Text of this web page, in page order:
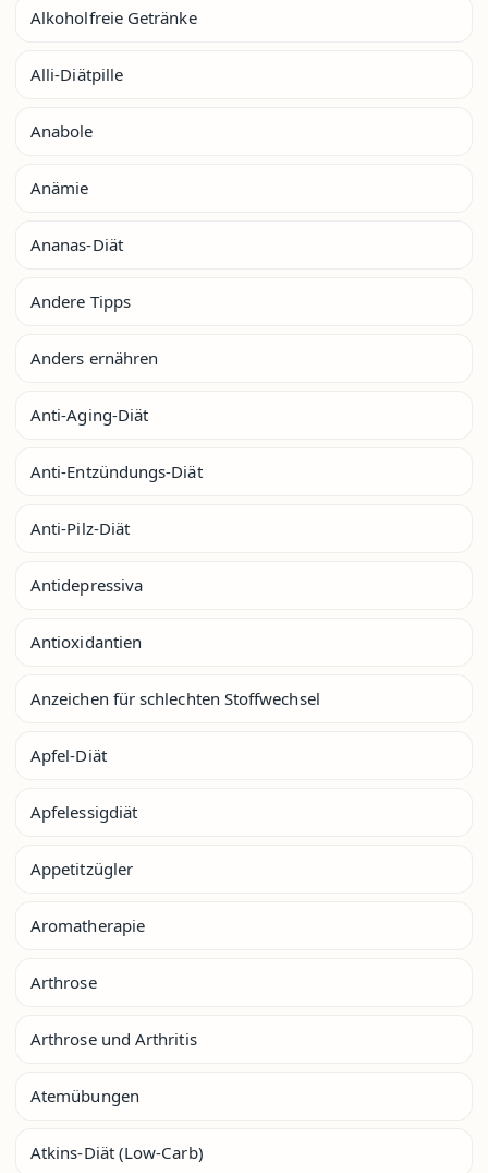
Alkoholfreie Getränke
Alli-Diätpille
Anabole
Anämie
Ananas-Diät
Andere Tipps
Anders ernähren
Anti-Aging-Diät
Anti-Entzündungs-Diät
Anti-Pilz-Diät
Antidepressiva
Antioxidantien
Anzeichen für schlechten Stoffwechsel
Apfel-Diät
Apfelessigdiät
Appetitzügler
Aromatherapie
Arthrose
Arthrose und Arthritis
Atemübungen
Atkins-Diät (Low-Carb)